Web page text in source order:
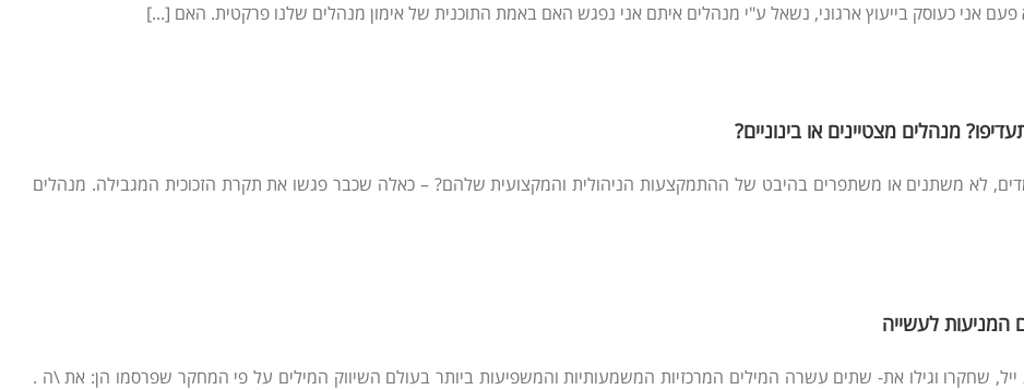
אני כעוסק בייעוץ ארגוני, נשאל ע"י מנהלים איתם אני נפגש האם באמת התוכנית של אימון מנהלים שלנו פרקטית. האם [...]
מנהלים מצטיינים או בינוניים?
לא משתנים או משתפרים בהיבט של ההתמקצעות הניהולית והמקצועית שלהם? – כאלה שכבר פגשו את תקרת הזכוכית המגבילה. מנהלים
המניעות לעשייה
שחקרו וגילו את- שתים עשרה המילים המרכזיות המשמעותיות והמשפיעות ביותר בעולם השיווק המילים על פי המחקר שפרסמו הן: את \ה .